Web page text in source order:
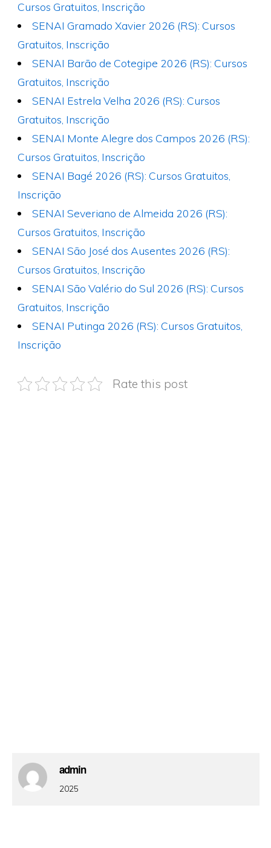
Cursos Gratuitos, Inscrição
SENAI Gramado Xavier 2026 (RS): Cursos
Gratuitos, Inscrição
SENAI Barão de Cotegipe 2026 (RS): Cursos
Gratuitos, Inscrição
SENAI Estrela Velha 2026 (RS): Cursos
Gratuitos, Inscrição
SENAI Monte Alegre dos Campos 2026 (RS):
Cursos Gratuitos, Inscrição
SENAI Bagé 2026 (RS): Cursos Gratuitos,
Inscrição
SENAI Severiano de Almeida 2026 (RS):
Cursos Gratuitos, Inscrição
SENAI São José dos Ausentes 2026 (RS):
Cursos Gratuitos, Inscrição
SENAI São Valério do Sul 2026 (RS): Cursos
Gratuitos, Inscrição
SENAI Putinga 2026 (RS): Cursos Gratuitos,
Inscrição
Rate this post
admin
2025